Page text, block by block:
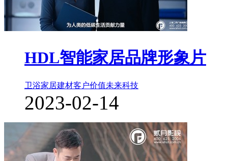
HDL智能家居品牌形象片
卫浴家居建材客户价值未来科技
2023-02-14